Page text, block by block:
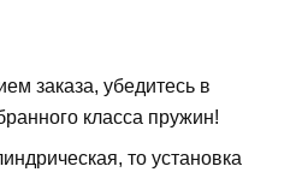
заказа, убедитесь в
класса пружин!
то установка